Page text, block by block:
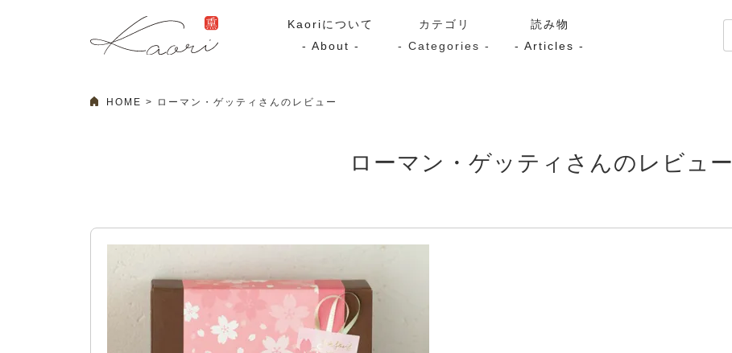
Kaoriについて
- About -
カテゴリ
- Categories -
ギフトセット スモークサーモン
プレミアム
Kaoriセレクト
特集・期間限定セール
読み物
- Articles -
HOME ローマン・ゲッティさんのレビュー
ローマン・ゲッティさんのレビュー